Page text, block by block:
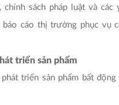
sách pháp luật và
cáo thị trường phục vụ
triển sản phẩm
triển sản phẩm bất